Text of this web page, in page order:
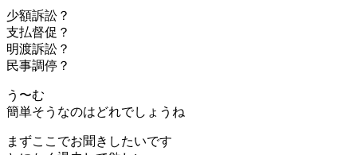
少額訴訟？
支払督促？
明渡訴訟？
民事調停？
う〜む
簡単そうなのはどれでしょうね
まずここでお聞きしたいです